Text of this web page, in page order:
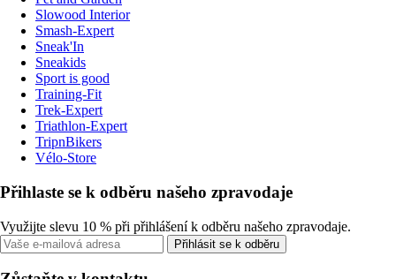
Slowood Interior
Smash-Expert
Sneak'In
Sneakids
Sport is good
Training-Fit
Trek-Expert
Triathlon-Expert
TripnBikers
Vélo-Store
Přihlaste se k odběru našeho zpravodaje
Využijte slevu 10 % při přihlášení k odběru našeho zpravodaje.
Přihlásit se k odběru